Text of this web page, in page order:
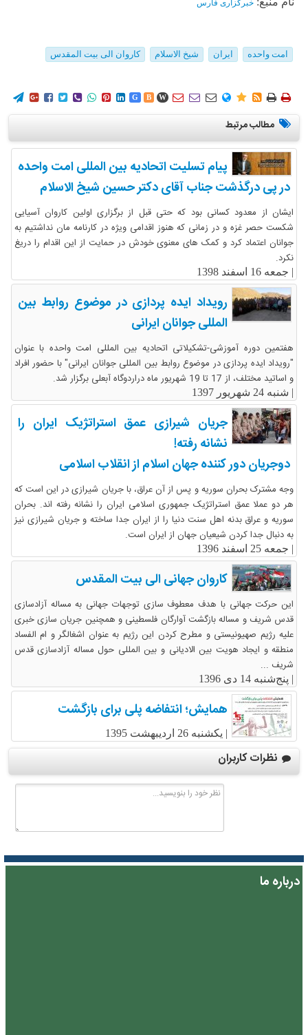
خبرگزاری فارس
امت واحده ایران شیخ الاسلام کاروان الی بیت المقدس
        G B W        
مطالب مرتبط
پیام تسلیت اتحادیه بین المللی امت واحده
در پی درگذشت جناب آقای دکتر حسین شیخ الاسلام
ایشان از معدود کسانی بود که حتی قبل از برگزاری اولین کاروان آسیایی
شکست حصر غزه و در زمانی که هنوز اقدامی ویژه در کارنامه مان نداشتیم به
جوانان اعتماد کرد و کمک های معنوی خودش در حمایت از این اقدام را دریغ
نکرد.
| جمعه 16 اسفند 1398
رویداد ایده پردازی در موضوع روابط بین
المللی جوانان ایرانی
هفتمین دوره آموزشی-تشکیلاتی اتحادیه بین المللی امت واحده با عنوان
"رویداد ایده پردازی در موضوع روابط بین المللی جوانان ایرانی" با حضور افراد
و اساتید مختلف، از 17 تا 19 شهریور ماه دراردوگاه آبعلی برگزار شد.
| شنبه 24 شهریور 1397
جریان شیرازی عمق استراتژیک ایران را
نشانه رفته!
دوجریان دور کننده جهان اسلام از انقلاب اسلامی
وجه مشترک بحران سوریه و پس از آن عراق، با جریان شیرازی در این است که
هر دو عملا عمق استراتژیک جمهوری اسلامی ایران را نشانه رفته اند. بحران
سوریه و عراق بدنه اهل سنت دنیا را از ایران جدا ساخته و جریان شیرازی نیز
به دنبال جدا کردن شیعیان جهان از ایران است.
| جمعه 25 اسفند 1396
کاروان جهانی الی بیت المقدس
این حرکت جهانی با هدف معطوف سازی توجهات جهانی به مساله آزادسازی
قدس شریف و مساله بازگشت آوارگان فلسطینی و همچنین جریان سازی خبری
علیه رژیم صهیونیستی و مطرح کردن این رژیم به عنوان اشغالگر و ام الفساد
منطقه و ایجاد هویت بین الادیانی و بین المللی حول مساله آزادسازی قدس
شریف ...
| پنج‌شنبه 14 دی 1396
همایش؛ انتفاضه پلی برای بازگشت
| یکشنبه 26 اردیبهشت 1395
نظرات کاربران
درباره ما